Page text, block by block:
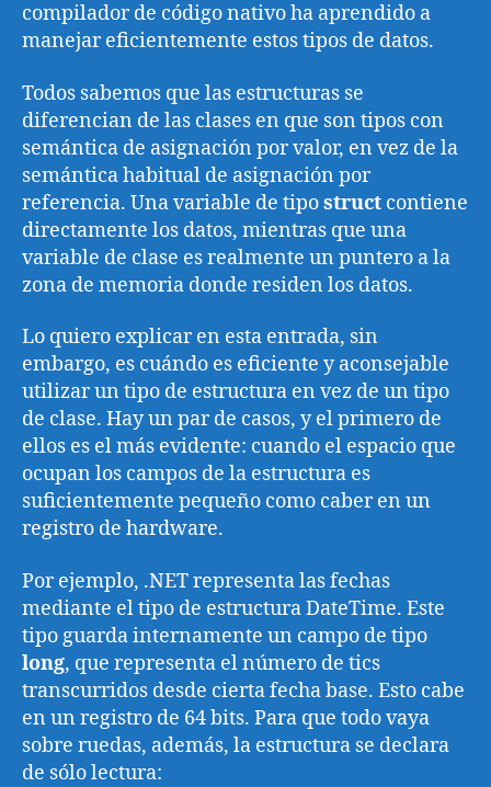
compilador de código nativo ha aprendido a
manejar eficientemente estos tipos de datos.
Todos sabemos que las estructuras se
diferencian de las clases en que son tipos con
semántica de asignación por valor, en vez de la
semántica habitual de asignación por
referencia. Una variable de tipostruct contiene
directamente los datos, mientras que una
variable de clase es realmente un puntero a la
zona de memoria donde residen los datos.
Lo quiero explicar en esta entrada, sin
embargo, es cuándo es eficiente y aconsejable
utilizar un tipo de estructura en vez de un tipo
de clase. Hay un par de casos, y el primero de
ellos es el más evidente: cuando el espacio que
ocupan los campos de la estructura es
suficientemente pequeño como caber en un
registro de hardware.
Por ejemplo, .NET representa las fechas
mediante el tipo de estructura DateTime. Este
tipo guarda internamente un campo de tipo
long, que representa el número de tics
transcurridos desde cierta fecha base. Esto cabe
en un registro de 64 bits. Para que todo vaya
sobre ruedas, además, la estructura se declara
de sólo lectura: